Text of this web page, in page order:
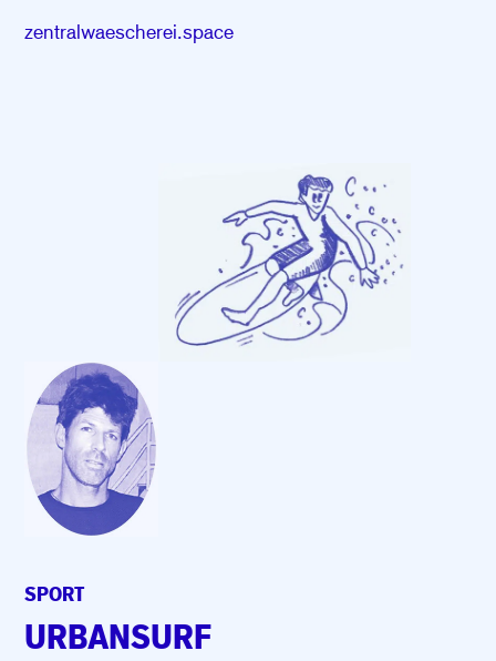
zentralwaescherei.space
SPORT
URBANSURF